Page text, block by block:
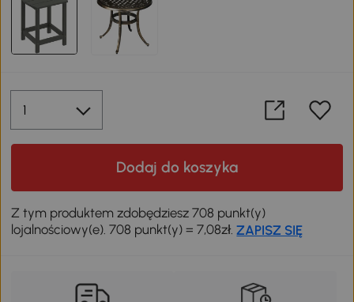
Dodaj do koszyka
Z tym produktem zdobędziesz 708 punkt(y)
lojalnościowy(e). 708 punkt(y) = 7,08zł.ZAPISZ SIĘ